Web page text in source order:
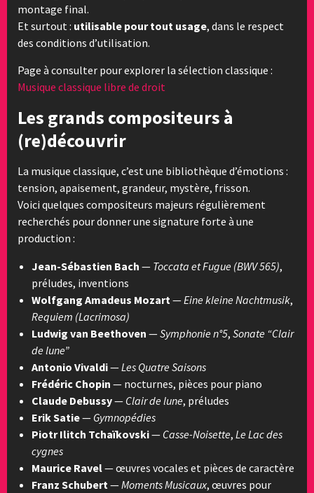
montage final.
Et surtout : utilisable pour tout usage, dans le respect
des conditions d’utilisation.
Page à consulter pour explorer la sélection classique :
Musique classique libre de droit
Les grands compositeurs à
(re)découvrir
La musique classique, c’est une bibliothèque d’émotions :
tension, apaisement, grandeur, mystère, frisson.
Voici quelques compositeurs majeurs régulièrement
recherchés pour donner une signature forte à une
production :
Jean-Sébastien Bach — Toccata et Fugue (BWV 565),
préludes, inventions
Wolfgang Amadeus Mozart —Eine kleine Nachtmusik,
Requiem (Lacrimosa)
Ludwig van Beethoven —Symphonie n°5, Sonate “Clair
de lune”
Antonio Vivaldi—Les Quatre Saisons
Frédéric Chopin — nocturnes, pièces pour piano
Claude Debussy— Clair de lune, préludes
Erik Satie— Gymnopédies
Piotr Ilitch Tchaïkovski— Casse-Noisette, Le Lac des
cygnes
Maurice Ravel— œuvres vocales et pièces de caractère
Franz Schubert —Moments Musicaux, œuvres pour